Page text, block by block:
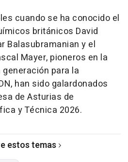
cuando se ha conocido el
británicos David
Balasubramanian y el
Mayer, pioneros en la
para la
han sido galardonados
de Asturias de
y Técnica 2026.
estos temas